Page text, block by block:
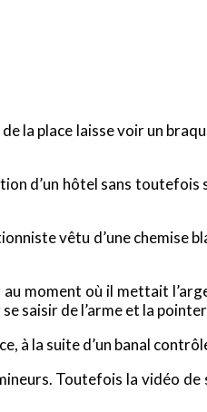
la place laisse voir un
d’un hôtel sans toutefois
vêtu d’une chemise
moment où il mettait
saisir de l’arme et la
à la suite d’un banal
Toutefois la vidéo de